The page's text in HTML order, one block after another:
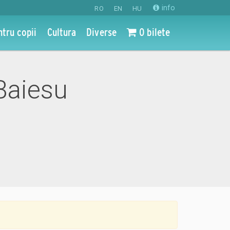
RO EN HU info
copii Cultura Diverse 0 bilete